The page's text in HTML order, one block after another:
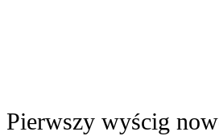
Pierwszy wyścig